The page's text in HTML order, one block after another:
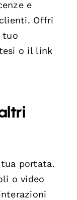
e
Offri
tuo
o il link
portata.
o video